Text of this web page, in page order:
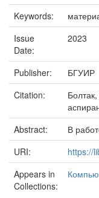
Keywords:
Issue
Date:
2023
Publisher:
БГУИР
Citation:
Abstract:
В
URI:
https://
Appears in
Collections: